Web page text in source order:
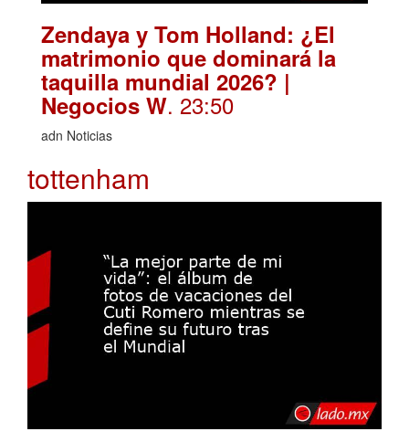
Zendaya y Tom Holland: ¿El
matrimonio que dominará la
taquilla mundial 2026? |
Negocios W. 23:50
adn Noticias
tottenham